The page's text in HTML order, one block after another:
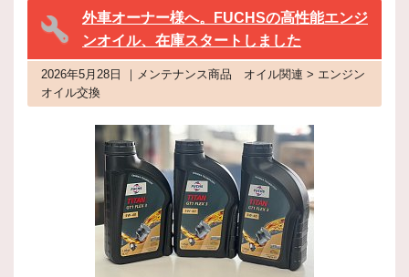
外車オーナー様へ。FUCHSの高性能エンジ
ンオイル、在庫スタートしました
2026年5月28日 ｜メンテナンス商品 オイル関連 > エンジン
オイル交換